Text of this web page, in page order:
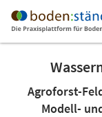
Agroforst-
Modell-